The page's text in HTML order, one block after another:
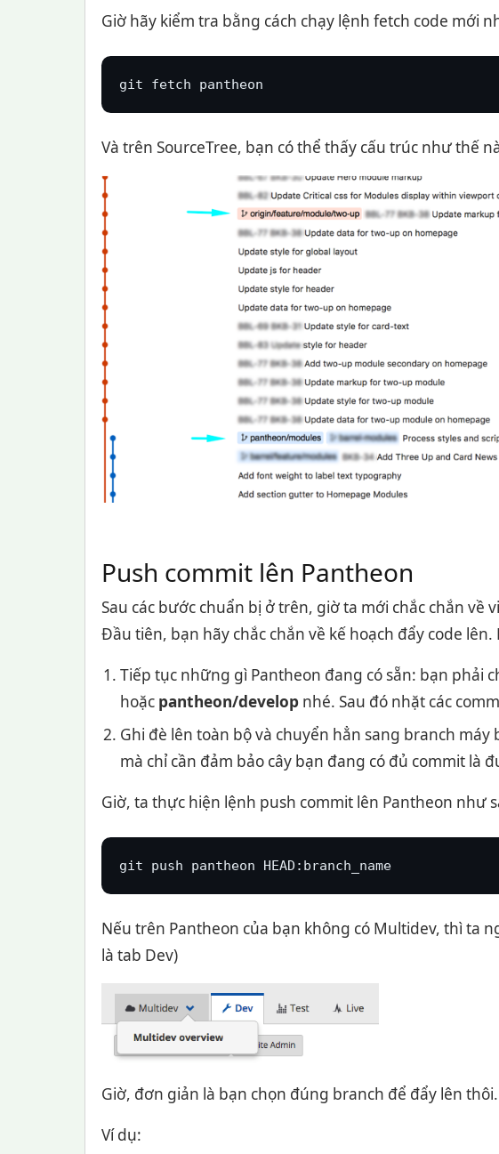
Giờ hãy kiểm tra bằng cách chạy lệnh fetch code mới
git fetch pantheon
Và trên SourceTree, bạn có thể thấy cấu trúc như thế
Push commit lên Pantheon
Sau các bước chuẩn bị ở trên, giờ ta mới chắc chắn về
Đầu tiên, bạn hãy chắc chắn về kế hoạch đẩy code lên.
Tiếp tục những gì Pantheon đang có sẵn: bạn phải
hoặc pantheon/develop nhé. Sau đó nhặt các
Ghi đè lên toàn bộ và chuyển hẳn sang branch
mà chỉ cần đảm bảo cây bạn đang có đủ commit là
Giờ, ta thực hiện lệnh push commit lên Pantheon như
git push pantheon HEAD:branch_name
Nếu trên Pantheon của bạn không có Multidev, thì ta
là tab Dev)
Giờ, đơn giản là bạn chọn đúng branch để đẩy lên thôi.
Ví dụ: